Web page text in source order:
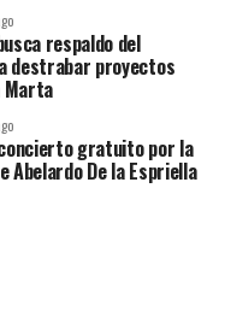
respaldo del
destrabar proyectos
Marta
gratuito por la
Abelardo De la Espriella